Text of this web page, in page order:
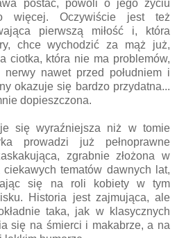
postać, powoli o jego życiu
więcej. Oczywiście jest też
pierwszą miłość i, która
chce wychodzić za mąż już,
ciotka, która nie ma problemów,
nawet przed południem i
okazuje się bardzo przydatna...
dopieszczona.
się wyraźniejsza niż w tomie
prowadzi już pełnoprawne
zgrabnie złożona w
ciekawych tematów dawnych lat,
się na roli kobiety w tym
Historia jest zajmująca, ale
taka, jak w klasycznych
się na śmierci i makabrze, a na